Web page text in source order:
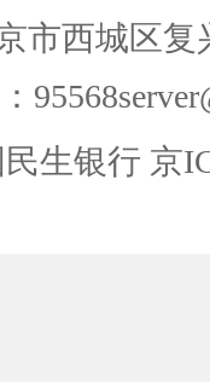
市西城区复
生银行 京